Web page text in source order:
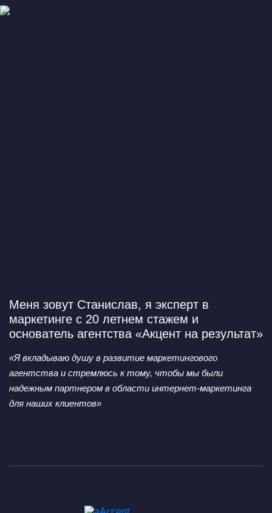
Меня зовут Станислав, я эксперт в
маркетинге с 20 летнем стажем и
основатель агентства «Акцент на результат»
«Я вкладываю душу в развитие маркетингового
агентства и стремлюсь к тому, чтобы мы были
надежным партнером в области интернет-маркетинга
для наших клиентов»